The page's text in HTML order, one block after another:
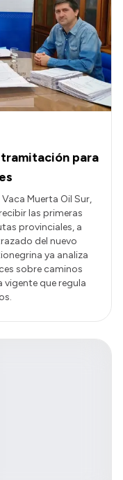
para
Muerta Oil Sur,
las primeras
provinciales, a
del nuevo
ya analiza
sobre caminos
que regula